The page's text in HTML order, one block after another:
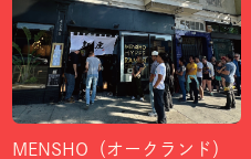
MENSHO（オークランド）